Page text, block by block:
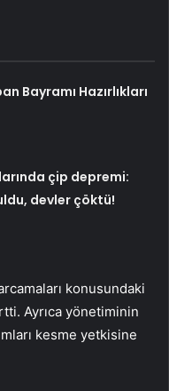
Bayramı Hazırlıkları
çip depremi:
devler çöktü!
konusundaki
Ayrıca yönetiminin
kesme yetkisine